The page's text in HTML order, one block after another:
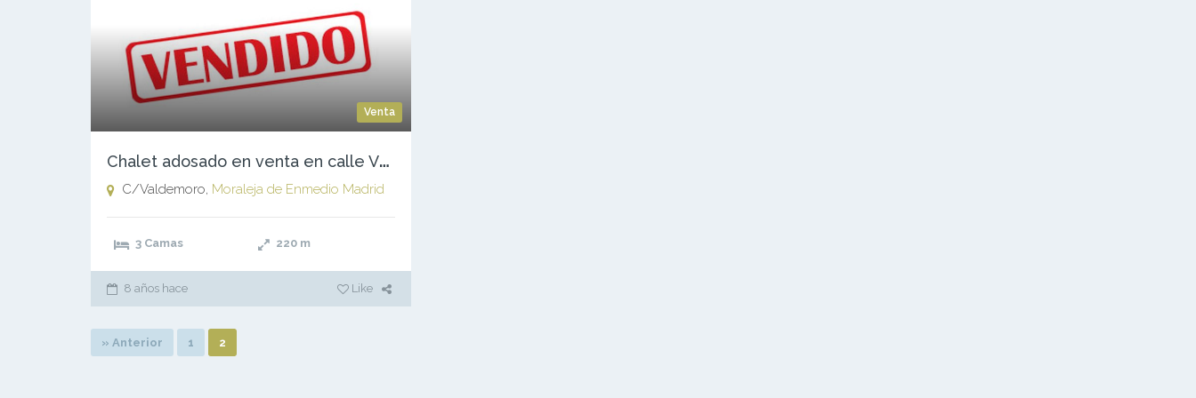
Venta
C
halet adosado en venta en calle Valdemoro
C/Valdemoro, Moraleja de Enmedio Madrid
3 Camas 220 m
8 años hace Like
» Anterior 1 2